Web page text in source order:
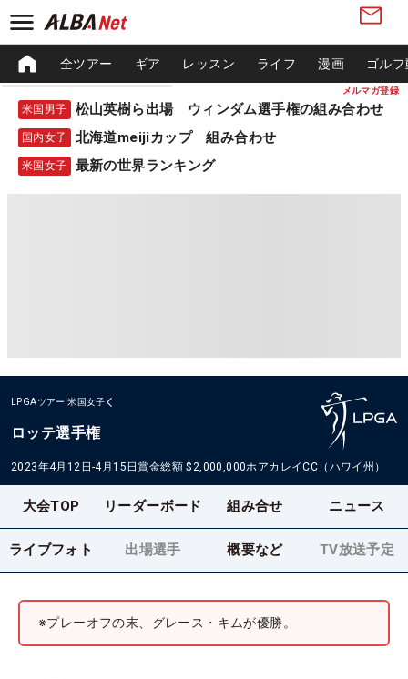
メルマガ登録
全ツアー ギア レッスン ライフ 漫画 ゴル
米国男子 松山英樹ら出場 ウィンダム選手権の組み合わせ
国内女子 北海道meijiカップ 組み合わせ
米国女子 最新の世界ランキング
LPGAツアー 米国女子
ロッテ選手権
2023年4月12日-4月15日賞金総額 $2,000,000ホアカレイCC（ハワイ州）
大会TOP リーダーボード 組み合せ ニュース
ライブフォト 出場選手 概要など TV放送予定
※プレーオフの末、グレース・キムが優勝。